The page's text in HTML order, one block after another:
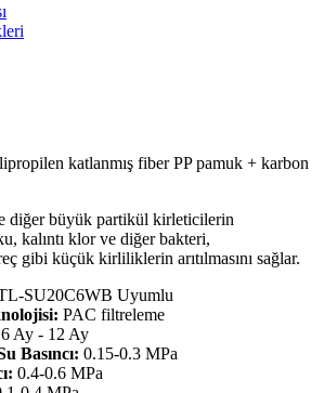
katlanmış fiber PP pamuk + karbon
diğer büyük partikül kirleticilerin
kalıntı klor ve diğer bakteri,
gibi küçük kirliliklerin arıtılmasını sağlar.
SU20C6WB Uyumlu
PAC filtreleme
6 Ay - 12 Ay
Basıncı: 0.15-0.3 MPa
0.4-0.6 MPa